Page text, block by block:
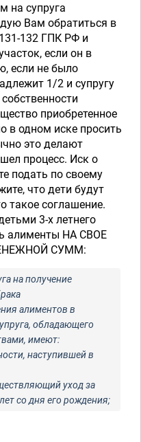
на супруга
Вам обратиться в
131-132 ГПК РФ и
если он в
если не было
1/2 и супругу
приобретенное
в одном иске просить
это делают
процесс. Иск о
подать по своему
что дети будут
такое соглашение.
3-х летнего
алименты НА СВОЕ
СУММ:
на получение
алиментов в
обладающего
имеют:
наступившей в
уход за
со дня его рождения;